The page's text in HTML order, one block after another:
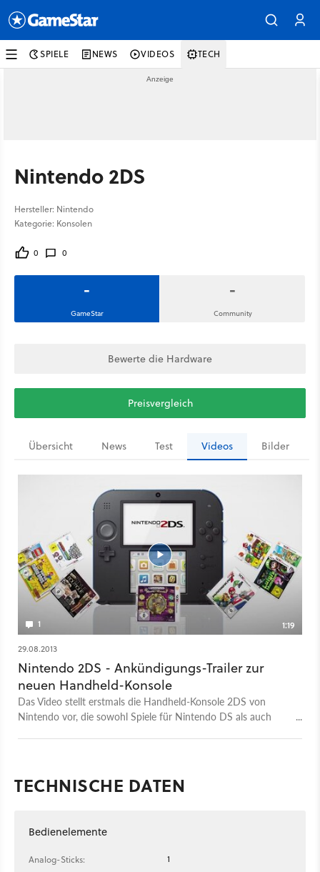
SPIELE NEWS VIDEOS TECH
Nintendo 2DS
Hersteller: Nintendo
Kategorie: Konsolen
0 0
-
GameStar
-
Community
Bewerte die Hardware
Preisvergleich
Übersicht News Test Videos Bilder
1
1:19
29.08.2013
Nintendo 2DS - Ankündigungs-Trailer zur
neuen Handheld-Konsole
Das Video stellt erstmals die Handheld-Konsole 2DS von
Nintendo vor, die sowohl Spiele für Nintendo DS als auch
TECHNISCHE DATEN
Bedienelemente
Analog-Sticks:
1